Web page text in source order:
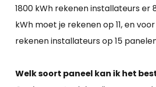
1800 kWh rekenen installateurs er
kWh moet je rekenen op 11, en
rekenen installateurs op 15
Welk soort paneel kan ik het